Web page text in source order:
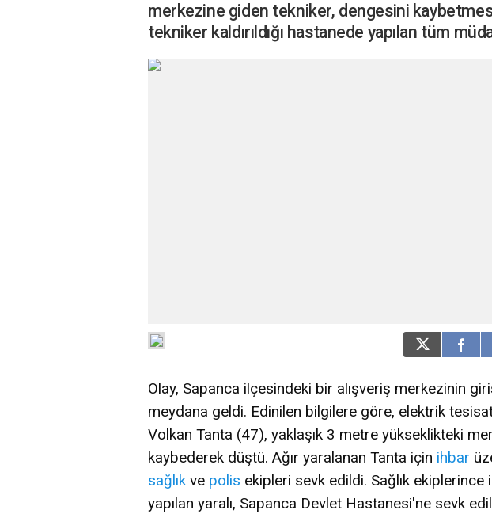
merkezine giden tekniker, dengesini
tekniker kaldırıldığı hastanede yapılan tüm
Olay, Sapanca ilçesindeki bir alışveriş merkezinin
meydana geldi. Edinilen bilgilere göre, elektrik
Volkan Tanta (47), yaklaşık 3 metre yükseklikteki
kaybederek düştü. Ağır yaralanan Tanta için ihbar
sağlık ve polis ekipleri sevk edildi. Sağlık ekiplerince
yapılan yaralı, Sapanca Devlet Hastanesi'ne sevk